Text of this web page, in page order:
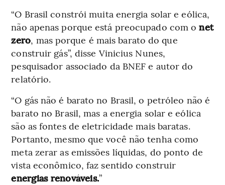
“O Brasil constrói muita energia solar e eólica,
não apenas porque está preocupado com onet
zero, mas porque é mais barato do que
construir gás”, disse Vinicius Nunes,
pesquisador associado da BNEF e autor do
relatório.
“O gás não é barato no Brasil, o petróleo não é
barato no Brasil, mas a energia solar e eólica
são as fontes de eletricidade mais baratas.
Portanto, mesmo que você não tenha como
meta zerar as emissões líquidas, do ponto de
vista econômico, faz sentido construir
energias renováveis.”